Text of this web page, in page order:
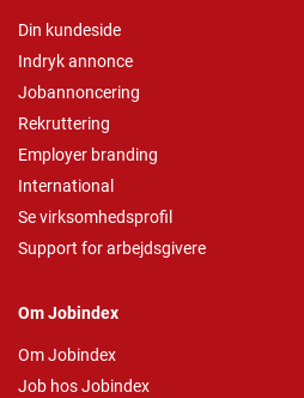
Din kundeside
Indryk annonce
Jobannoncering
Rekruttering
Employer branding
International
Se virksomhedsprofil
Support for arbejdsgivere
Om Jobindex
Om Jobindex
Job hos Jobindex